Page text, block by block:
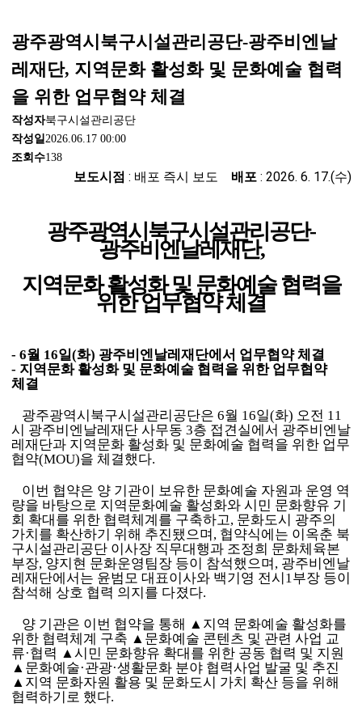
관
리
공
유
하
기
광주광역시북구시설관리공단-광주비엔날
레재단, 지역문화 활성화 및 문화예술 협력
을 위한 업무협약 체결
작성자북구시설관리공단
작성일 2026.06.17 00:00
조회수138
보도시점 : 배포 즉시 보도 배포: 2026. 6. 17.(수)
광주광역시북구시설관리공단-
광주비엔날레재단,
지역문화 활성화 및 문화예술 협력을
위한 업무협약 체결
- 6월 16일(화) 광주비엔날레재단에서 업무협약 체결
- 지역문화 활성화 및 문화예술 협력을 위한 업무협약
체결
광주광역시북구시설관리공단은 6월 16일(화) 오전 11
시 광주비엔날레재단 사무동 3층 접견실에서 광주비엔날
레재단과 지역문화 활성화 및 문화예술 협력을 위한 업무
협약(MOU)을 체결했다.
이번 협약은 양 기관이 보유한 문화예술 자원과 운영 역
량을 바탕으로 지역문화예술 활성화와 시민 문화향유 기
회 확대를 위한 협력체계를 구축하고, 문화도시 광주의
가치를 확산하기 위해 추진됐으며 , 협약식에는 이옥춘 북
구시설관리공단 이사장 직무대행과 조정희 문화체육본
부장, 양지현 문화운영팀장 등이 참석했으며 , 광주비엔날
레재단에서는 윤범모 대표이사와 백기영 전시 1부장 등이
참석해 상호 협력 의지를 다졌다.
양 기관은 이번 협약을 통해 ▲ 지역 문화예술 활성화를
위한 협력체계 구축 ▲ 문화예술 콘텐츠 및 관련 사업 교
류·협력 ▲시민 문화향유 확대를 위한 공동 협력 및 지원
▲ 문화예술·관광·생활문화 분야 협력사업 발굴 및 추진
▲ 지역 문화자원 활용 및 문화도시 가치 확산 등을 위해
협력하기로 했다.